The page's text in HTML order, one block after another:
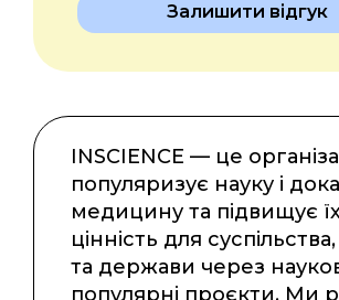
Залишити відгук
INSCIENCE — це
популяризує науку і
медицину та підвищує
цінність для
та держави через
популярні проєкти. Ми